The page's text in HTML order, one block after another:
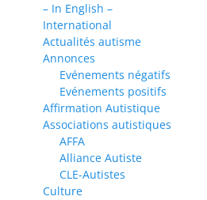
– In English –
International
Actualités autisme
Annonces
Evénements négatifs
Evénements positifs
Affirmation Autistique
Associations autistiques
AFFA
Alliance Autiste
CLE-Autistes
Culture